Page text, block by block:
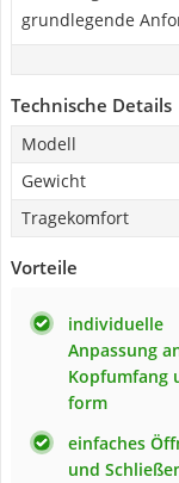
grundlegende
Technische Details
Modell
Gewicht
Tragekomfort
Vorteile
individuelle
Anpassung
Kopfumfang
form
einfaches
und